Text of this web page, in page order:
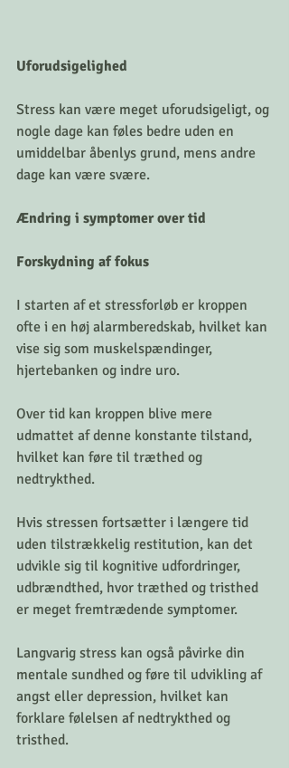
Uforudsigelighed
Stress kan være meget uforudsigeligt, og
nogle dage kan føles bedre uden en
umiddelbar åbenlys grund, mens andre
dage kan være svære.
Ændring i symptomer over tid
Forskydning af fokus
I starten af et stressforløb er kroppen
ofte i en høj alarmberedskab, hvilket kan
vise sig som muskelspændinger,
hjertebanken og indre uro.
Over tid kan kroppen blive mere
udmattet af denne konstante tilstand,
hvilket kan føre til træthed og
nedtrykthed.
Hvis stressen fortsætter i længere tid
uden tilstrækkelig restitution, kan det
udvikle sig til kognitive udfordringer,
udbrændthed, hvor træthed og tristhed
er meget fremtrædende symptomer.
Langvarig stress kan også påvirke din
mentale sundhed og føre til udvikling af
angst eller depression, hvilket kan
forklare følelsen af nedtrykthed og
tristhed.